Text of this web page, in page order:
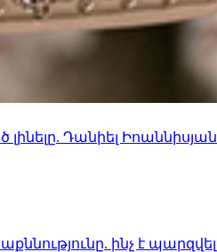
Դանիել Իոաննիսյան
ինչ է պարզվել